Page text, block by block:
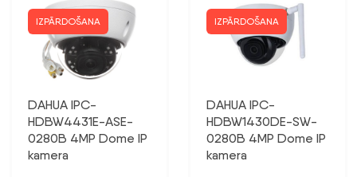
IZPĀRDOŠANA
DAHUA IPC-
HDBW4431E-ASE-
0280B 4MP Dome IP
kamera
IZPĀRDOŠANA
DAHUA IPC-
HDBW1430DE-SW-
0280B 4MP Dome IP
kamera